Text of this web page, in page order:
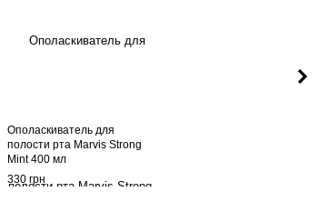
Ополаскиватель для
полости рта Marvis Strong
Mint 400 мл
330 грн